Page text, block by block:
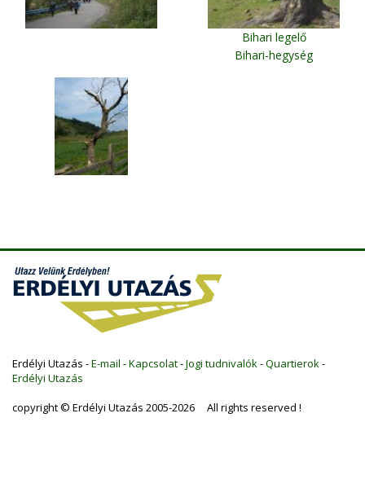
Bihari legelő
Bihari-hegység
Erdélyi Utazás -E-mail -Kapcsolat-Jogi tudnivalók -Quartierok -
Erdélyi Utazás
copyright © Erdélyi Utazás 2005-2026 All rights reserved !